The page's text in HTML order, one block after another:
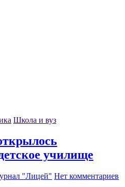
Школа и вуз
училище
"Лицей" Нет комментариев